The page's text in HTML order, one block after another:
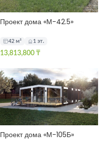
Проект дома «М-42.5»
42 м² 1 эт.
13,813,800 ₸
Проект дома «М-105Б»